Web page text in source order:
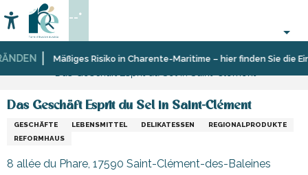
au
contenu
principal
Mäßiges Risiko in Charente-Maritime – hier finden Sie die
Accessibilité
Suche
--°
Startseite
Sich
Geschäfte
Das Geschäft Esprit du Sel in Saint-Clément
GESCHÄFTE LEBENSMITTEL DELIKATESSEN
REGIONALPRODUKTE
REFORMHAUS
8 allée du Phare, 17590 Saint-Clément-des-Baleines